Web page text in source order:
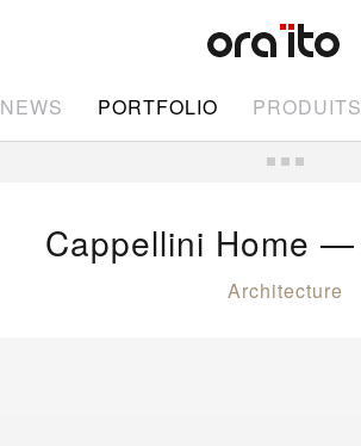
NEWS PORTFOLIO PRODUITS
Cappellini Home
Architecture